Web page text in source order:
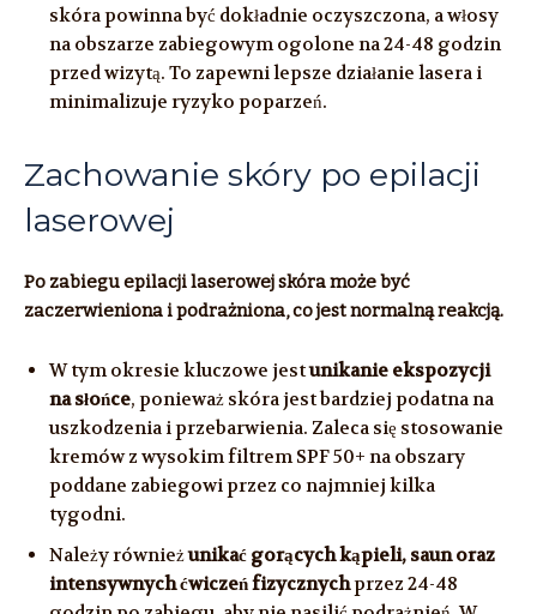
skóra powinna być dokładnie oczyszczona, a włosy
na obszarze zabiegowym ogolone na 24-48 godzin
przed wizytą. To zapewni lepsze działanie lasera i
minimalizuje ryzyko poparzeń.
Zachowanie skóry po epilacji
laserowej
Po zabiegu epilacji laserowej skóra może być
zaczerwieniona i podrażniona, co jest normalną reakcją.
W tym okresie kluczowe jestunikanie ekspozycji
na słońce, ponieważ skóra jest bardziej podatna na
uszkodzenia i przebarwienia. Zaleca się stosowanie
kremów z wysokim filtrem SPF 50+ na obszary
poddane zabiegowi przez co najmniej kilka
tygodni.
Należy równieżunikać gorących kąpieli, saun oraz
intensywnych ćwiczeń fizycznychprzez 24-48